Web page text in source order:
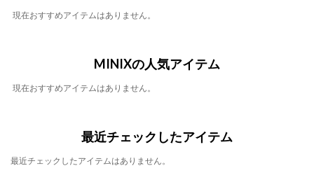
現在おすすめアイテムはありません。
MINIXの人気アイテム
現在おすすめアイテムはありません。
最近チェックしたアイテム
最近チェックしたアイテムはありません。